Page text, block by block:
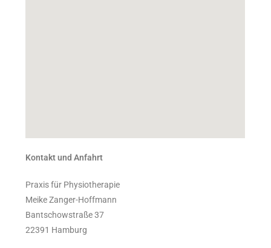
Kontakt und Anfahrt
Praxis für Physiotherapie
Meike Zanger-Hoffmann
Bantschowstraße 37
22391 Hamburg